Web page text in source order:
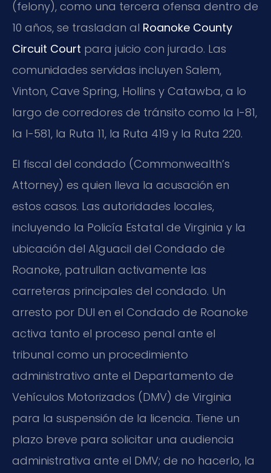
(felony), como una tercera ofensa dentro de
10 años, se trasladan al Roanoke County
Circuit Court para juicio con jurado. Las
comunidades servidas incluyen Salem,
Vinton, Cave Spring, Hollins y Catawba, a lo
largo de corredores de tránsito como la I-81,
la I-581, la Ruta 11, la Ruta 419 y la Ruta 220.
El fiscal del condado (Commonwealth’s
Attorney) es quien lleva la acusación en
estos casos. Las autoridades locales,
incluyendo la Policía Estatal de Virginia y la
ubicación del Alguacil del Condado de
Roanoke, patrullan activamente las
carreteras principales del condado. Un
arresto por DUI en el Condado de Roanoke
activa tanto el proceso penal ante el
tribunal como un procedimiento
administrativo ante el Departamento de
Vehículos Motorizados (DMV) de Virginia
para la suspensión de la licencia. Tiene un
plazo breve para solicitar una audiencia
administrativa ante el DMV; de no hacerlo, la